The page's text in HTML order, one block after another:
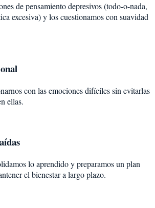
de pensamiento depresivos (todo-o-nada,
excesiva) y los cuestionamos con suavidad
con las emociones difíciles sin evitarlas
ellas.
lo aprendido y preparamos un plan
el bienestar a largo plazo.